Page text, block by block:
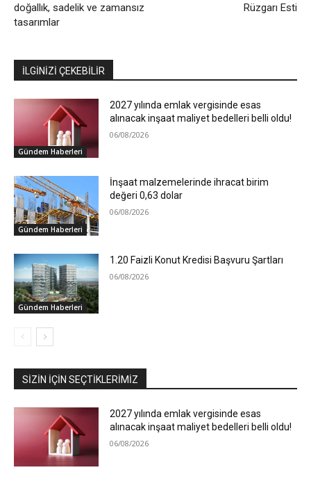
doğallık, sadelik ve zamansız
tasarımlar
Rüzgarı Esti
İLGİNİZİ ÇEKEBİLİR
Gündem Haberleri
2027 yılında emlak vergisinde esas
alınacak inşaat maliyet bedelleri belli oldu!
06/08/2026
Gündem Haberleri
İnşaat malzemelerinde ihracat birim
değeri 0,63 dolar
06/08/2026
Gündem Haberleri
1.20 Faizli Konut Kredisi Başvuru Şartları
06/08/2026
SIZIN İÇIN SEÇTIKLERIMIZ
2027 yılında emlak vergisinde esas
alınacak inşaat maliyet bedelleri belli oldu!
06/08/2026